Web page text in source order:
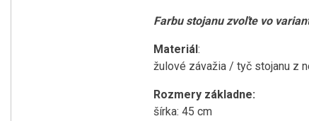
Farbu stojanu zvoľte vo
Materiál:
žulové závažia / tyč stojanu z
Rozmery základne:
šírka: 45 cm